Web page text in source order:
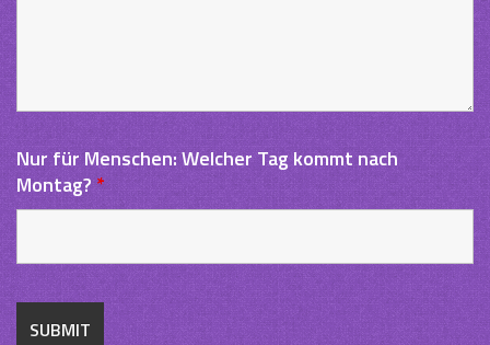
Nur für Menschen: Welcher Tag kommt nach
Montag?*